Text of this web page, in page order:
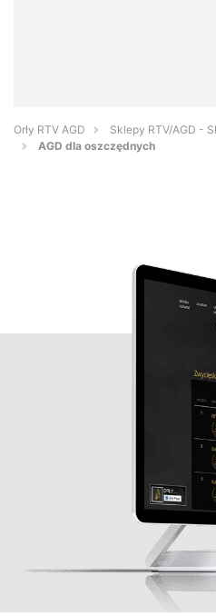
Orły RTV AGD
Sklepy RTV/AGD -
AGD dla oszczędnych